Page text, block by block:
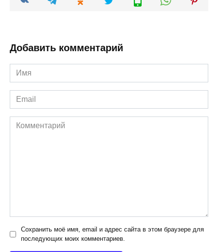
Добавить комментарий
Имя
*
Email
*
Комментарий
Сохранить моё имя, email и адрес сайта в этом браузере для
последующих моих комментариев.